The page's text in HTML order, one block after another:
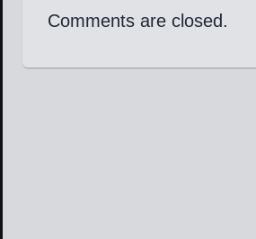
Comments are closed.